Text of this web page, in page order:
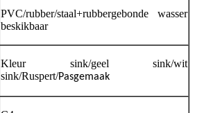
PVC/rubber/staal+rubbergebonde wasser
beskikbaar
Kleur sink/geel sink/wit
sink/Ruspert/Pasgemaak